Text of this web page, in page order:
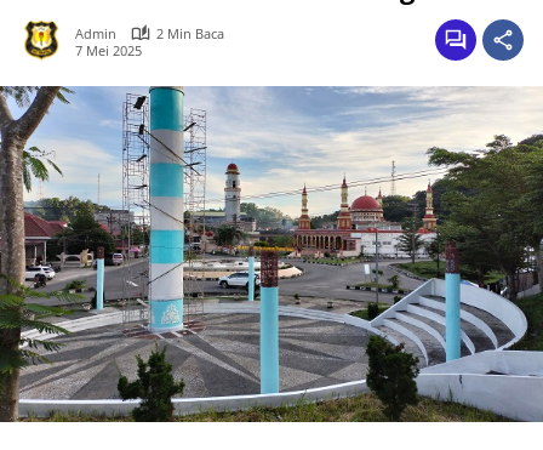
Admin
2 Min Baca
7 Mei 2025